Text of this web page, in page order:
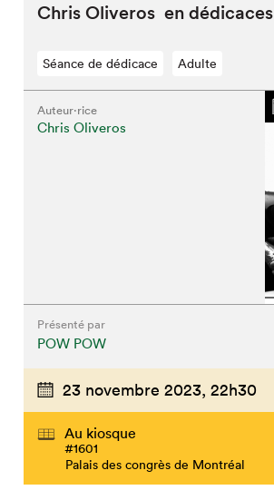
Chris Oliveros en dédicaces
Séance de dédicace Adulte
Auteur·rice
Chris Oliveros
Présenté par
POW POW
23 novembre 2023, 22h30
Au kiosque
#1601
Palais des congrès de Montréal